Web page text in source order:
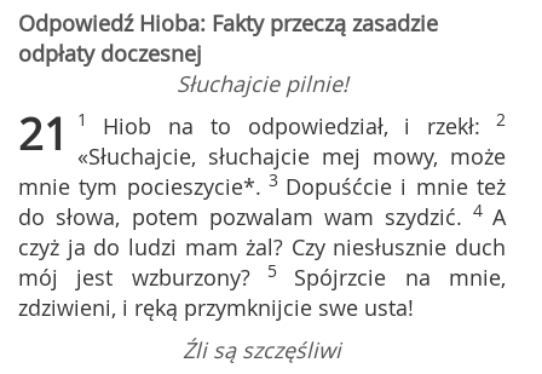
Odpowiedź Hioba: Fakty przeczą zasadzie
odpłaty doczesnej
Słuchajcie pilnie!
21 1 Hiob na to odpowiedział, i rzekł: 2
«Słuchajcie, słuchajcie mej mowy, może
mnie tym pocieszycie*. 3 Dopuśćcie i mnie też
do słowa, potem pozwalam wam szydzić. 4 A
czyż ja do ludzi mam żal? Czy niesłusznie duch
mój jest wzburzony?5 Spójrzcie na mnie,
zdziwieni, i ręką przymknijcie swe usta!
Źli są szczęśliwi